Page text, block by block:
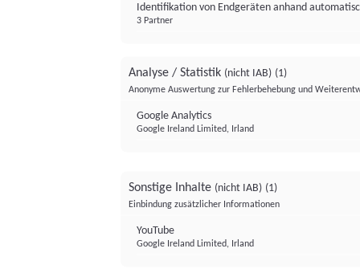
Identifikation von Endgeräten anhand
3 Partner
Analyse / Statistik (nicht IAB) (1)
Anonyme Auswertung zur Fehlerbehebung und
Google Analytics
Google Ireland Limited, Irland
Sonstige Inhalte (nicht IAB) (1)
Einbindung zusätzlicher Informationen
YouTube
Google Ireland Limited, Irland